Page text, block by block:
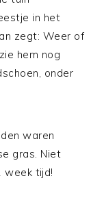
in het
zegt: Weer of
hem nog
onder
waren
gras. Niet
week tijd!